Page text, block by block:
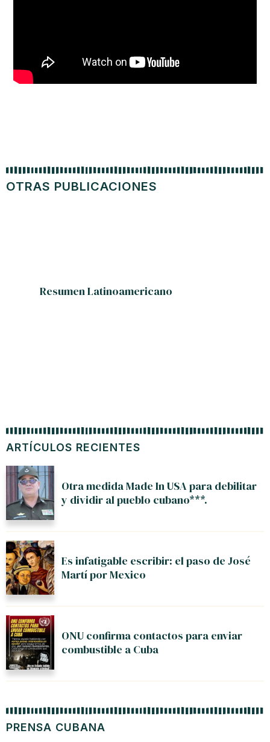
ARTÍCULOS RECIENTES
Otra medida Made In USA para debilitar
y dividir al pueblo cubano***.
Es infatigable escribir: el paso de José
Martí por Mexico
ONU confirma contactos para enviar
combustible a Cuba
PRENSA CUBANA
OTRAS PUBLICACIONES
Resumen Latinoamericano